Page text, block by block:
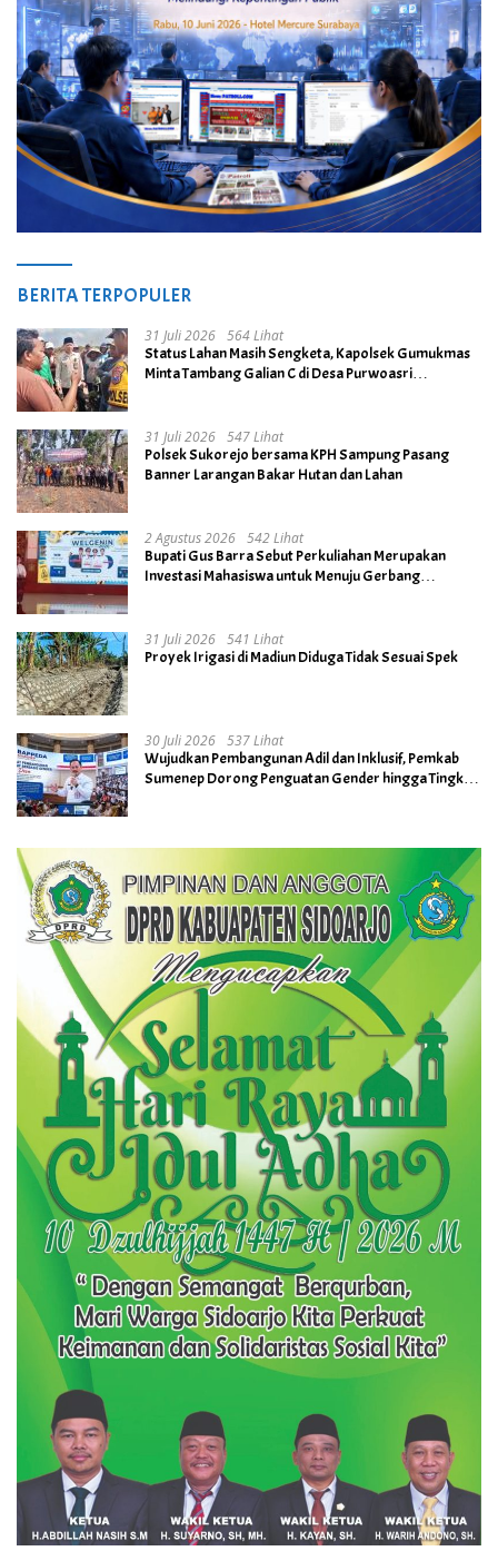
BERITA TERPOPULER
31 Juli 2026 564 Lihat
Status Lahan Masih Sengketa, Kapolsek Gumukmas
Minta Tambang Galian C di Desa Purwoasri
31 Juli 2026 547 Lihat
Polsek Sukorejo bersama KPH Sampung Pasang
Banner Larangan Bakar Hutan dan Lahan
2 Agustus 2026 542 Lihat
Bupati Gus Barra Sebut Perkuliahan Merupakan
Investasi Mahasiswa untuk Menuju Gerbang
31 Juli 2026 541 Lihat
Proyek Irigasi di Madiun Diduga Tidak Sesuai Spek
30 Juli 2026 537 Lihat
Wujudkan Pembangunan Adil dan Inklusif, Pemkab
Sumenep Dorong Penguatan Gender hingga Tingkat